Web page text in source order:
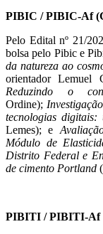
PIBIC / PIBIC-Af
Pelo Edital nº 21/
bolsa pelo Pibic e
da natureza ao
orientador Lemuel
Reduzindo o
Ordine);
tecnologias digitais:
Lemes); e
Módulo de
Distrito Federal e
de cimento Portland
PIBITI / PIBITI-Af